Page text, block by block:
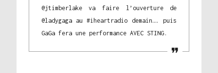
@jtimberlake va faire l’ouverture de
@ladygaga au #iheartradio demain…. puis
GaGa fera une performance AVEC STING.